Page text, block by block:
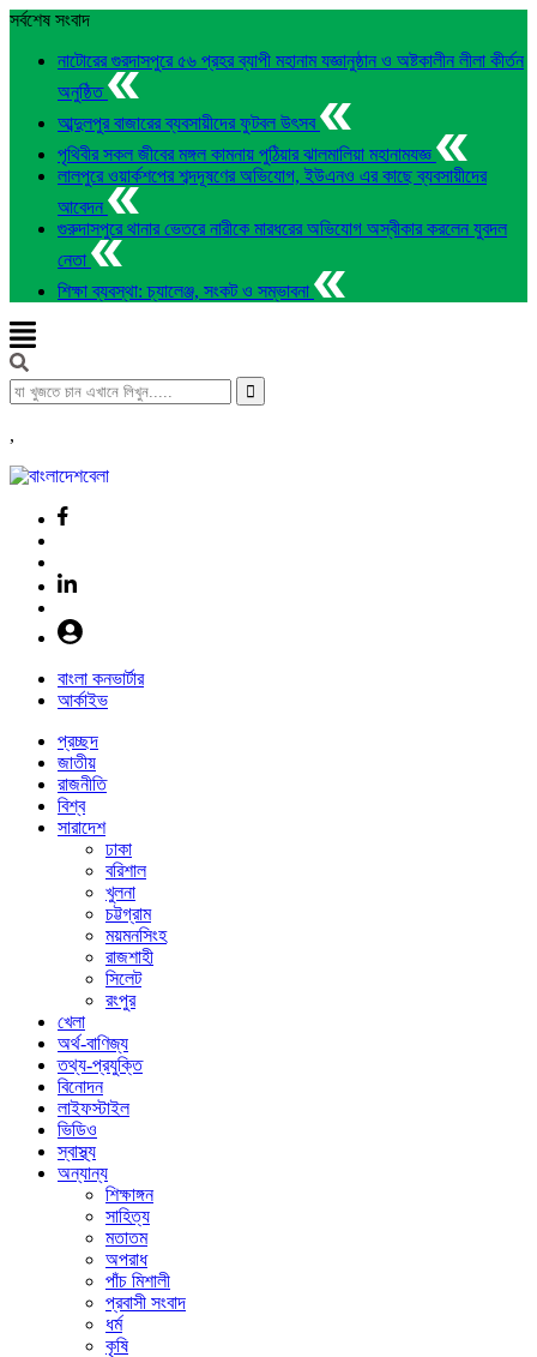
সর্বশেষ সংবাদ
নাটোরের গুরদাসপুরে ৫৬ প্রহর ব্যাপী মহানাম যজ্ঞানুষ্ঠান ও অষ্টকালীন লীলা কীর্তন
অনুষ্ঠিত
আব্দুলপুর বাজারের ব্যবসায়ীদের ফুটবল উৎসব
পৃথিবীর সকল জীবের মঙ্গল কামনায় পুঠিয়ার ঝালমালিয়া মহানামযজ্ঞ
লালপুরে ওয়ার্কশপের শব্দদূষণের অভিযোগ, ইউএনও এর কাছে ব্যবসায়ীদের
আবেদন
গুরুদাসপুরে থানার ভেতরে নারীকে মারধরের অভিযোগ অস্বীকার করলেন যুবদল
নেতা
শিক্ষা ব্যবস্থা: চ্যালেঞ্জ, সংকট ও সম্ভাবনা
,
বাংলা কনভার্টার
আর্কাইভ
প্রচ্ছদ
জাতীয়
রাজনীতি
বিশ্ব
সারাদেশ
ঢাকা
বরিশাল
খুলনা
চট্টগ্রাম
ময়মনসিংহ
রাজশাহী
সিলেট
রংপুর
খেলা
অর্থ-বাণিজ্য
তথ্য-প্রযুক্তি
বিনোদন
লাইফস্টাইল
ভিডিও
স্বাস্থ্য
অন্যান্য
শিক্ষাঙ্গন
সাহিত্য
মতাতম
অপরাধ
পাঁচ মিশালী
প্রবাসী সংবাদ
ধর্ম
কৃষি